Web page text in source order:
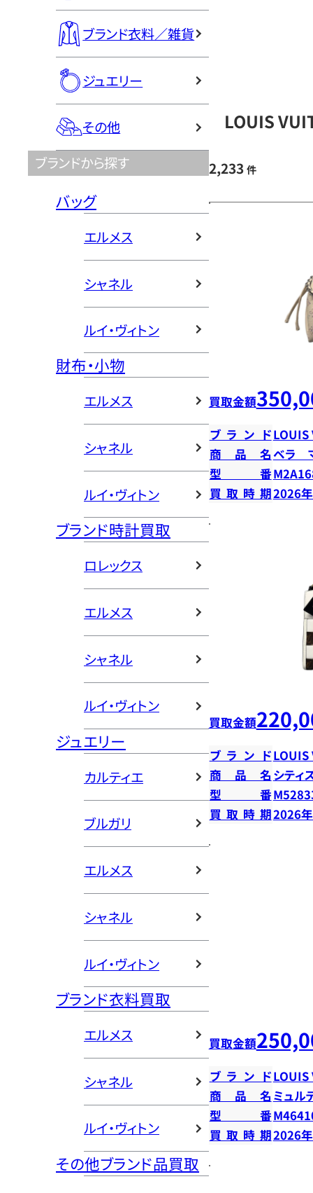
ブランド衣料／雑貨
ジュエリー
その他
ブランドから探す
バッグ
エルメス
シャネル
ルイ・ヴィトン
財布・小物
エルメス
シャネル
ルイ・ヴィトン
ブランド時計買取
ロレックス
エルメス
シャネル
ルイ・ヴィトン
ジュエリー
カルティエ
ブルガリ
エルメス
シャネル
ルイ・ヴィトン
ブランド衣料買取
エルメス
シャネル
ルイ・ヴィトン
その他ブランド品買取
LOUIS
2,233 件
買取金額
ブランドLOUIS
商品名ベラ
型番
買取時期2026
買取金額
ブランドLOUIS
商品名 シティ
型番
買取時期2026
買取金額
ブランドLOUIS
商品名 ミュル
型番
買取時期2026